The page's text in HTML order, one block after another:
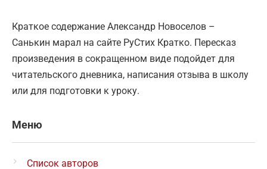
Краткое содержание Александр Новоселов –
Санькин марал на сайте РуСтих Кратко. Пересказ
произведения в сокращенном виде подойдет для
читательского дневника, написания отзыва в школу
или для подготовки к уроку.
Меню
Список авторов